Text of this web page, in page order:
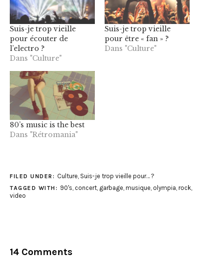
Suis-je trop vieille
pour écouter de
l’electro ?
Dans "Culture"
Suis-je trop vieille
pour être « fan » ?
Dans "Culture"
80’s music is the best
Dans "Rétromania"
FILED UNDER: Culture, Suis-je trop vieille pour… ?
TAGGED WITH: 90's concert, garbage, musique, olympia rock,
video
14 Comments